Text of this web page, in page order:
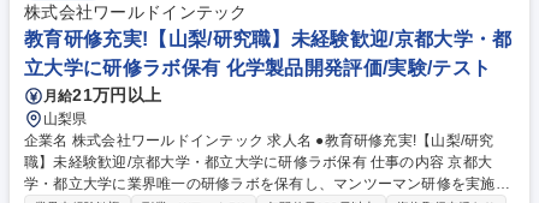
の吸い上げ・内製化 ■自社開発した在庫管理システムやアプリの改修・外
販企画 ■多国籍なインターン生やスタッフとの連携（語学力不問） 等 募
集職種 【甲府市】独学の知識を武器に、物流×ITで「攻める」社内SEへ/実
務未経験OK
株式会社ワールドインテック
教育研修充実!【山梨/研究職】未経験歓迎/京都大学・都
立大学に研修ラボ保有 化学製品開発評価/実験/テスト
月給21万円以上
山梨県
企業名 株式会社ワールドインテック 求人名 ●教育研修充実!【山梨/研究
職】未経験歓迎/京都大学・都立大学に研修ラボ保有 仕事の内容 京都大
学・都立大学に業界唯一の研修ラボを保有し、マンツーマン研修を実施。